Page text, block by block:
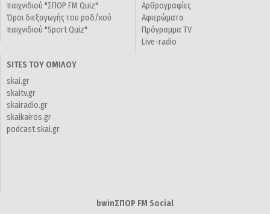
παιχνιδιού "ΣΠΟΡ FM Quiz"
Όροι διεξαγωγής του ραδ/κού
παιχνιδιού "Sport Quiz"
Αρθρογραφίες
Αφιερώματα
Πρόγραμμα TV
Live-radio
SITES ΤΟΥ ΟΜΙΛΟΥ
skai.gr
skaitv.gr
skairadio.gr
skaikairos.gr
podcast.skai.gr
bwinΣΠΟΡ FM Social